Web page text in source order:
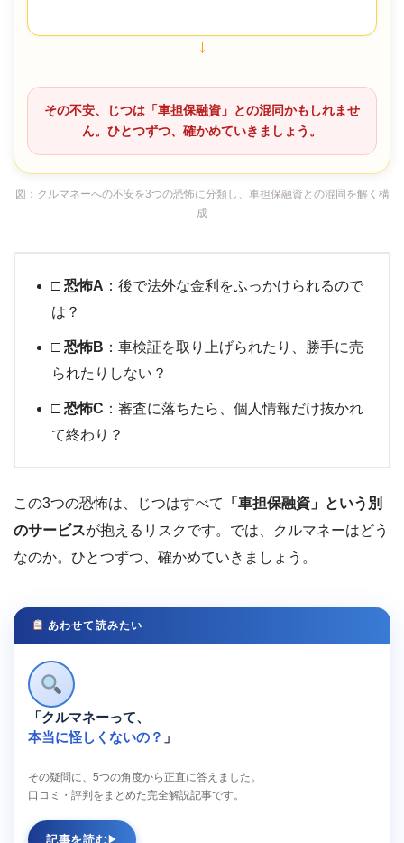
↓
その不安、じつは「車担保融資」との混同かもしれませ
ん。ひとつずつ、確かめていきましょう。
図：クルマネーへの不安を3つの恐怖に分類し、車担保融資との混同を解く構
成
□ 恐怖A ：後で法外な金利をふっかけられるので
は？
□ 恐怖B ：車検証を取り上げられたり、勝手に売
られたりしない？
□ 恐怖C ：審査に落ちたら、個人情報だけ抜かれ
て終わり？
この3つの恐怖は、じつはすべて
「車担保融資」という別
のサービスが抱えるリスクです。では、クルマネーはどう
なのか。ひとつずつ、確かめていきましょう。
あわせて読みたい
「クルマネーって、
本当に怪しくないの？ 」
その疑問に、5つの角度から正直に答えました。
口コミ・評判をまとめた完全解説記事です。
記事を読む▶